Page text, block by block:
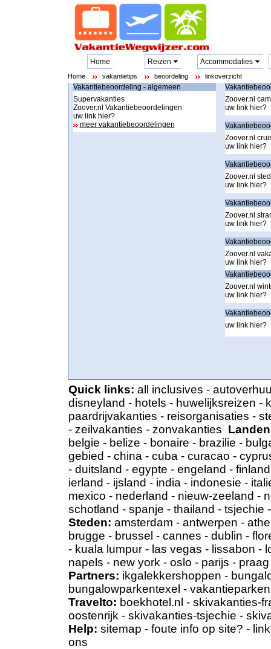
Home Reizen Accommodaties
Home vakantietips beoordeling linkoverzicht
Vakantiebeoordeling - algemeen
Supervakanties
Zoover.nl Vakantiebeoordelingen
uw link hier?
meer vakantiebeoordelingen
Zoover.nl
uw link hier?
Zoover.nl
uw link hier?
Zoover.nl
uw link hier?
Zoover.nl
uw link hier?
Zoover.nl
uw link hier?
Zoover.nl
uw link hier?
uw link hier?
Quick links: all inclusives -
disneyland - hotels - huwelijksreizen -
paardrijvakanties - reisorganisaties -
- zeilvakanties - zonvakanties
belgie - belize - bonaire - brazilie -
gebied - china - cuba - curacao -
- duitsland - egypte - engeland - finland
ierland - ijsland - india - indonesie -
mexico - nederland - nieuw-zeeland -
schotland - spanje - thailand - tsjechie
Steden: amsterdam - antwerpen -
brugge - brussel - cannes - dublin -
- kuala lumpur - las vegas - lissabon -
napels - new york - oslo - parijs - praag
Partners: ikgalekkershoppen -
bungalowparkentexel -
Travelto: boekhotel.nl - skivakanties-
oostenrijk - skivakanties-tsjechie -
Help: sitemap - foute info op site? -
ons